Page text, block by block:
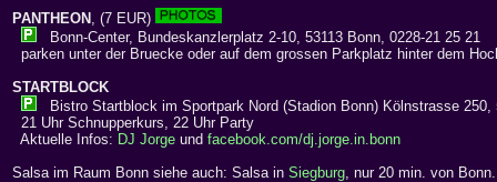
PANTHEON
, (7 EUR)
Bonn-Center, Bundeskanzlerplatz 2-10, 53113 Bonn, 0228-21 25 21
parken unter der Bruecke oder auf dem grossen Parkplatz hinter dem
STARTBLOCK
Bistro Startblock im Sportpark Nord (Stadion Bonn) Kölnstrasse 250,
21 Uhr Schnupperkurs, 22 Uhr Party
Aktuelle Infos: DJ Jorge und facebook.com/dj.jorge.in.bonn
Salsa im Raum Bonn siehe auch: Salsa in Siegburg , nur 20 min. von Bonn.